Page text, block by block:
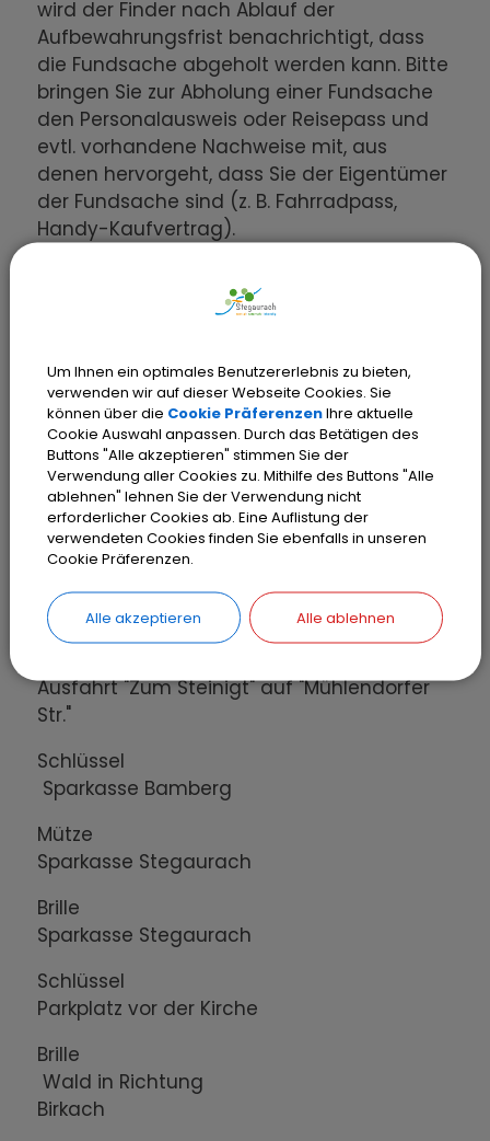
wird der Finder nach Ablauf der
Aufbewahrungsfrist benachrichtigt, dass
die Fundsache abgeholt werden kann. Bitte
bringen Sie zur Abholung einer Fundsache
den Personalausweis oder Reisepass und
evtl. vorhandene Nachweise mit, aus
denen hervorgeht, dass Sie der Eigentümer
der Fundsache sind (z. B. Fahrradpass,
Handy-Kaufvertrag).
Hier sehen Sie die Fundsachen aus den
Eon Schlüsselband Fa.
Nöth Stegaurach
mit zwei Schlüsseln
Schlüssel
Kirchplatz Stegaurach
Jeansjacke
Ehrhard-Uhlig-Straße
Ausfahrt "Zum Steinigt" auf "Mühlendorfer
Str."
Schlüssel
Sparkasse Bamberg
Mütze
Sparkasse Stegaurach
Brille
Sparkasse Stegaurach
Schlüssel
Parkplatz vor der Kirche
Brille
Wald in Richtung
Birkach
Um Ihnen ein optimales Benutzererlebnis zu bieten,
verwenden wir auf dieser Webseite Cookies. Sie
können über die Cookie PräferenzenIhre aktuelle
Cookie Auswahl anpassen. Durch das Betätigen des
Buttons "Alle akzeptieren" stimmen Sie der
Verwendung aller Cookies zu. Mithilfe des Buttons "Alle
ablehnen" lehnen Sie der Verwendung nicht
erforderlicher Cookies ab. Eine Auflistung der
verwendeten Cookies finden Sie ebenfalls in unseren
Cookie Präferenzen.
Alle akzeptieren Alle ablehnen